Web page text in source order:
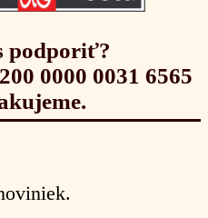
podporiť?
0000 0031 6565